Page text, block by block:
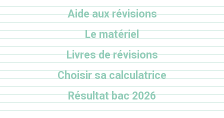
Aide aux révisions
Le matériel
Livres de révisions
Choisir sa calculatrice
Résultat bac 2026